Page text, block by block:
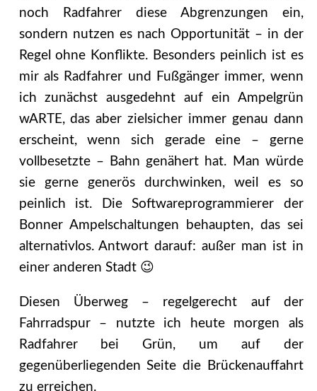
noch Radfahrer diese Abgrenzungen ein,
sondern nutzen es nach Opportunität – in der
Regel ohne Konflikte. Besonders peinlich ist es
mir als Radfahrer und Fußgänger immer, wenn
ich zunächst ausgedehnt auf ein Ampelgrün
wARTE, das aber zielsicher immer genau dann
erscheint, wenn sich gerade eine – gerne
vollbesetzte – Bahn genähert hat. Man würde
sie gerne generös durchwinken, weil es so
peinlich ist. Die Softwareprogrammierer der
Bonner Ampelschaltungen behaupten, das sei
alternativlos. Antwort darauf: außer man ist in
einer anderen Stadt 😉
Diesen Überweg – regelgerecht auf der
Fahrradspur – nutzte ich heute morgen als
Radfahrer bei Grün, um auf der
gegenüberliegenden Seite die Brückenauffahrt
zu erreichen.